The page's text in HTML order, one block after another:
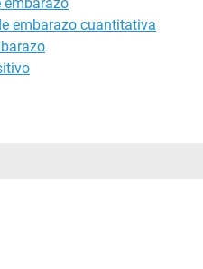
embarazo cuantitativa